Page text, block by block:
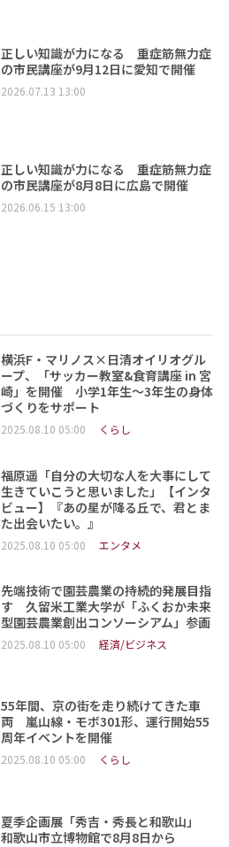
正しい知識が力になる 重症筋無力症
の市民講座が9月12日に愛知で開催
2026.07.13 13:00
正しい知識が力になる 重症筋無力症
の市民講座が8月8日に広島で開催
2026.06.15 13:00
横浜F・マリノス×日清オイリオグル
ープ、「サッカー教室&食育講座 in 宮
崎」を開催 小学1年生～3年生の身体
づくりをサポート
2025.08.10 05:00 くらし
福原遥「自分の大切な人を大事にして
生きていこうと思いました」【インタ
ビュー】『あの星が降る丘で、君とま
た出会いたい。』
2025.08.10 05:00 エンタメ
先端技術で園芸農業の持続的発展目指
す 久留米工業大学が「ふくおか未来
型園芸農業創出コンソーシアム」参画
2025.08.10 05:00 経済/ビジネス
55年間、京の街を走り続けてきた車
両 嵐山線・モボ301形、運行開始55
周年イベントを開催
2025.08.10 05:00 くらし
夏季企画展「秀吉・秀長と和歌山」
和歌山市立博物館で8月8日から